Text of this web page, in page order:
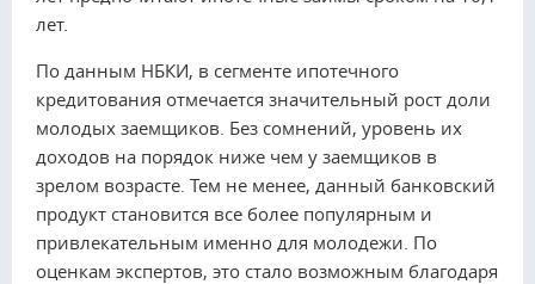
лет.
По данным НБКИ, в сегменте ипотечного
кредитования отмечается значительный рост доли
молодых заемщиков. Без сомнений, уровень их
доходов на порядок ниже чем у заемщиков в
зрелом возрасте. Тем не менее, данный банковский
продукт становится все более популярным и
привлекательным именно для молодежи. По
оценкам экспертов, это стало возможным благодаря